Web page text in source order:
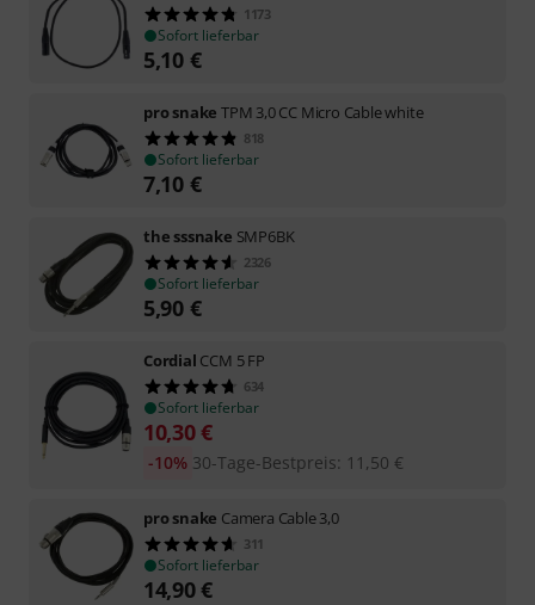
1173
Sofort lieferbar
5,10 €
pro snake TPM 3,0 CC Micro Cable white
818
Sofort lieferbar
7,10 €
the sssnake SMP6BK
2326
Sofort lieferbar
5,90 €
Cordial CCM 5 FP
634
Sofort lieferbar
10,30€
30-Tage-Bestpreis: 11,50 €
-10%
pro snake Camera Cable 3,0
311
Sofort lieferbar
14,90€